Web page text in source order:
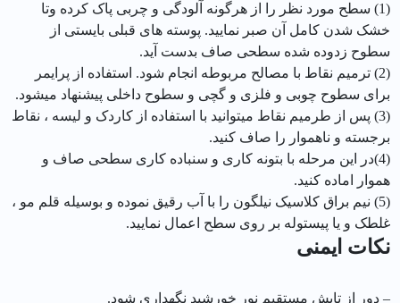
(1) سطح مورد نظر را از هرگونه آلودگی و چربی پاک کرده وتا
خشک شدن کامل آن صبر نمایید. پوسته های قبلی بایستی از
سطوح زدوده شده سطحی صاف بدست آید.
(2) ترمیم نقاط با مصالح مربوطه انجام شود. استفاده از پرایمر
برای سطوح چوبی و فلزی و گچی و سطوح داخلی پیشنهاد میشود.
(3) پس از طرمیم نقاط میتوانید با استفاده از کاردک و لیسه ، نقاط
برجسته و ناهموار را صاف کنید.
(4)در این مرحله با بتونه کاری و سنباده کاری سطحی صاف و
هموار اماده کنید.
(5) نیم براق کلاسیک نیلگون را با آب رقیق نموده و بوسیله قلم مو ،
غلطک و یا پیستوله بر روی سطح اعمال نمایید.
نکات ایمنی
– دور از تابش مستقيم نور خورشيد نگهداري شود.